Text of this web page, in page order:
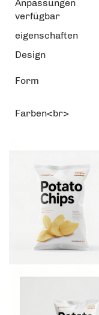
Anpassungen
verfügbar
eigenschaften
Design
Form
Farben<br>